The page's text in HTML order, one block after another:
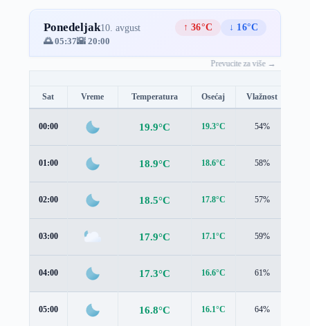
Ponedeljak10. avgust ↑ 36°C
↓ 16°C
🌅 05:37🌇 20:00
Prevucite za više →
Sat Vreme Temperatura Osećaj Vlažnost
00:00 19.9°C 19.3°C 54%
01:00 18.9°C 18.6°C 58%
02:00 18.5°C 17.8°C 57%
03:00 17.9°C 17.1°C 59%
04:00 17.3°C 16.6°C 61%
05:00 16.8°C 16.1°C 64%